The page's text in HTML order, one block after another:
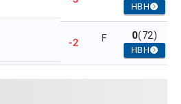
HBH
-2 F 0(72)
HBH